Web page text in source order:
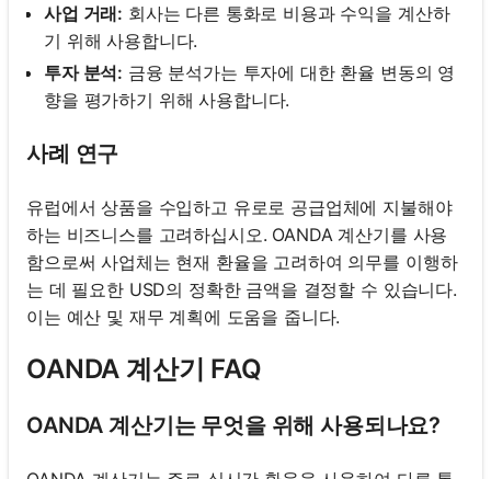
사업 거래: 회사는 다른 통화로 비용과 수익을 계산하
기 위해 사용합니다.
투자 분석: 금융 분석가는 투자에 대한 환율 변동의 영
향을 평가하기 위해 사용합니다.
사례 연구
유럽에서 상품을 수입하고 유로로 공급업체에 지불해야
하는 비즈니스를 고려하십시오. OANDA 계산기를 사용
함으로써 사업체는 현재 환율을 고려하여 의무를 이행하
는 데 필요한 USD의 정확한 금액을 결정할 수 있습니다.
이는 예산 및 재무 계획에 도움을 줍니다.
OANDA 계산기 FAQ
OANDA 계산기는 무엇을 위해 사용되나요?